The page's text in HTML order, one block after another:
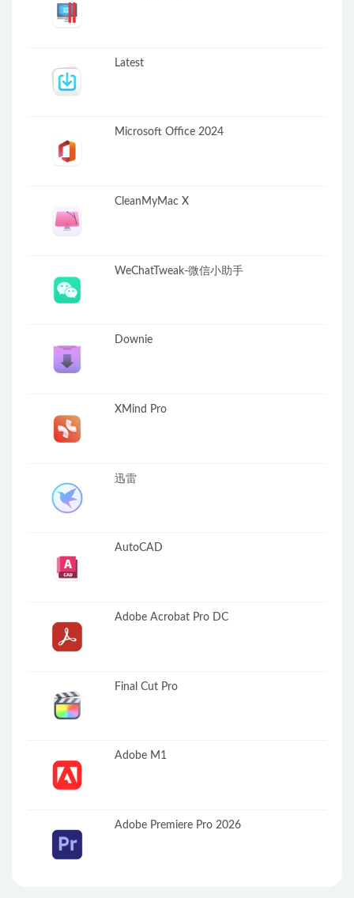
Latest
Microsoft Office 2024
CleanMyMac X
WeChatTweak-微信小助手
Downie
XMind Pro
迅雷
AutoCAD
Adobe Acrobat Pro DC
Final Cut Pro
Adobe M1
Adobe Premiere Pro 2026